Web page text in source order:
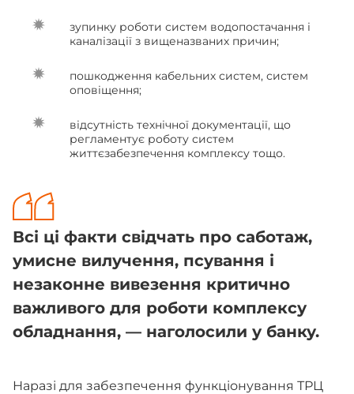
зупинку роботи систем водопостачання і
каналізації з вищеназваних причин;
пошкодження кабельних систем, систем
оповіщення;
відсутність технічної документації, що
регламентує роботу систем
життєзабезпечення комплексу тощо.
Всі ці факти свідчать про саботаж,
умисне вилучення, псування і
незаконне вивезення критично
важливого для роботи комплексу
обладнання, — наголосили у банку.
Наразі для забезпечення функціонування ТРЦ